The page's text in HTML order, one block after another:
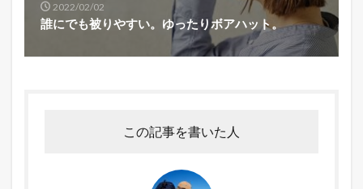
2022/02/02
誰にでも被りやすい。ゆったりボアハット。
この記事を書いた人